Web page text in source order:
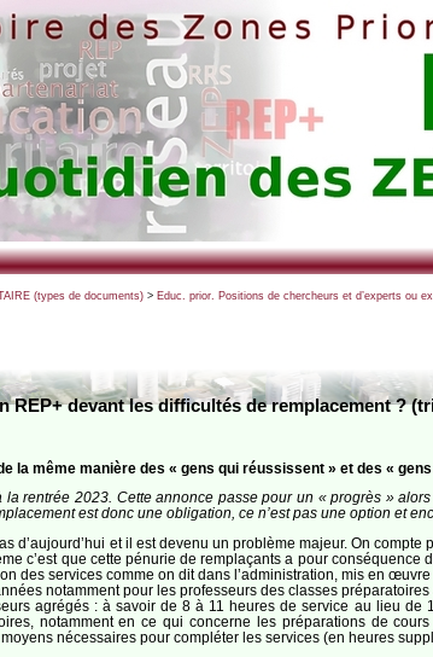
(types de documents)> Educ. prior. Positions de chercheurs et d’experts ou
REP+ devant les difficultés de remplacement ?
la même manière des « gens qui réussissent » et des « gens
rentrée 2023. Cette annonce passe pour un « progrès »
est donc une obligation, ce n’est pas une option et
d’aujourd’hui et il est devenu un problème majeur. On
c’est que cette pénurie de remplaçants a pour conséquence
des services comme on dit dans l’administration, mis en
notamment pour les professeurs des classes
agrégés : à savoir de 8 à 11 heures de service au lieu
notamment en ce qui concerne les préparations de
nécessaires pour compléter les services (en heures